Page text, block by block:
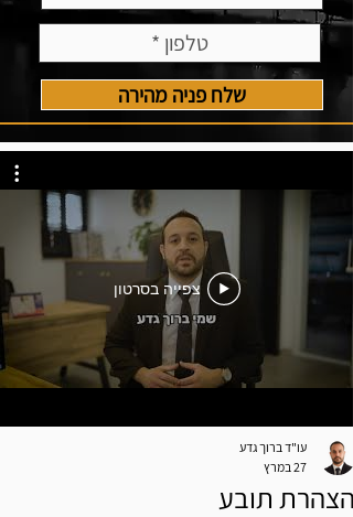
שלח פניה מהירה
צפייה בסרטון
הצהרת תובע
עו"ד ברוך גדע
27 במרץ